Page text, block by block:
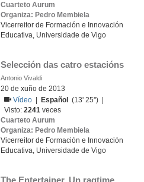
Cuarteto Aurum
Organiza: Pedro Membiela
Vicerreitor de Formación e Innovación
Educativa, Universidade de Vigo
Selección das catro estacións
Antonio Vivaldi
20 de xuño de 2013
Vídeo
Español
(13' 25'') |
Visto:2241 veces
Cuarteto Aurum
Organiza: Pedro Membiela
Vicerreitor de Formación e Innovación
Educativa, Universidade de Vigo
The Entertainer. Un ragtime